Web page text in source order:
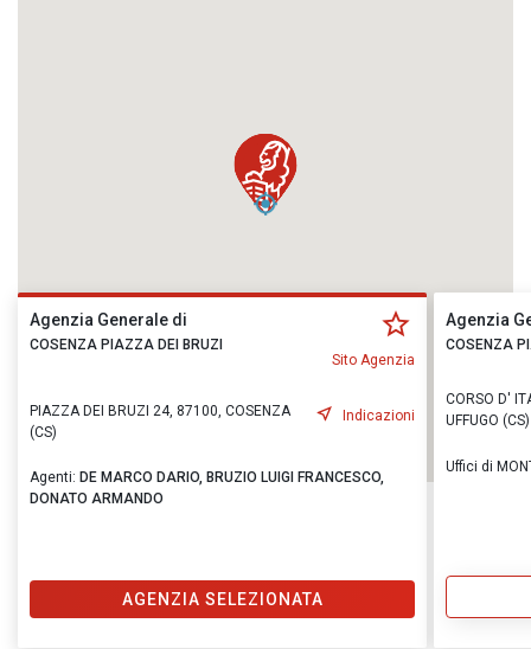
Agenzia Generale di
COSENZA PIAZZA DEI BRUZI
Sito Agenzia
PIAZZA DEI BRUZI 24, 87100, COSENZA
(CS)
Indicazioni
Agenti: DE MARCO DARIO, BRUZIO LUIGI FRANCESCO,
DONATO ARMANDO
AGENZIA SELEZIONATA
Agenzia
COSENZA
CORSO D'
UFFUGO (CS)
Uffici di